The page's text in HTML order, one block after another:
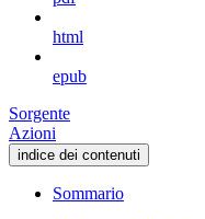
html
epub
Sorgente
Azioni
indice dei contenuti
Sommario